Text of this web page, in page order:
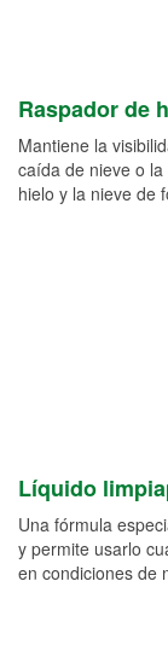
Raspador de
Mantiene la
caída de nieve o
hielo y la nieve de
Líquido
Una fórmula
y permite usarlo
en condiciones de